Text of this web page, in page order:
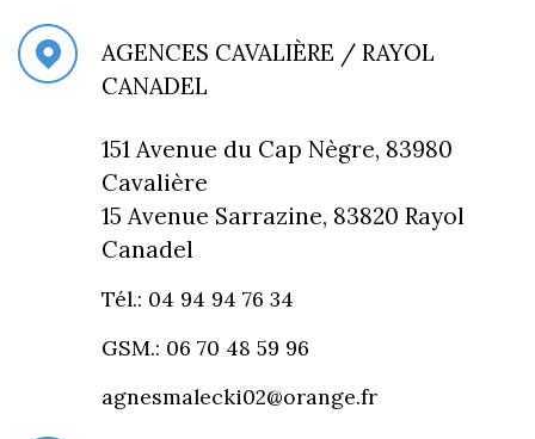
AGENCES CAVALIÈRE / RAYOL
CANADEL
151 Avenue du Cap Nègre, 83980
Cavalière
15 Avenue Sarrazine, 83820 Rayol
Canadel
Tél.: 04 94 94 76 34
GSM.: 06 70 48 59 96
agnesmalecki02@orange.fr